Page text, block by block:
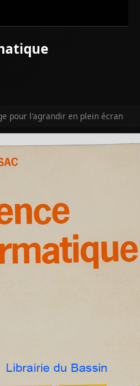
pour l'agrandir en plein écran